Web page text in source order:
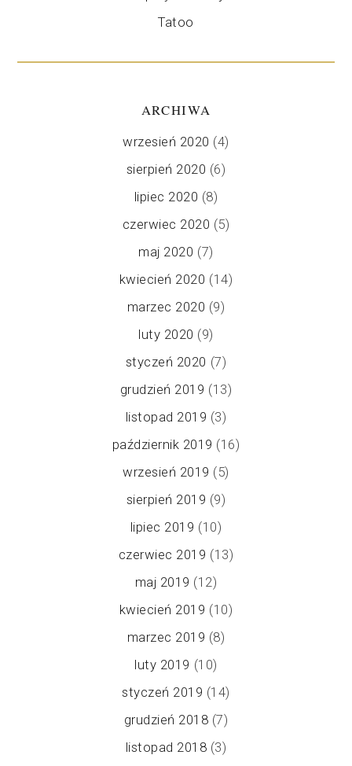
Tatoo
ARCHIWA
wrzesień 2020 (4)
sierpień 2020 (6)
lipiec 2020 (8)
czerwiec 2020 (5)
maj 2020 (7)
kwiecień 2020 (14)
marzec 2020 (9)
luty 2020 (9)
styczeń 2020 (7)
grudzień 2019 (13)
listopad 2019 (3)
październik 2019 (16)
wrzesień 2019 (5)
sierpień 2019 (9)
lipiec 2019 (10)
czerwiec 2019 (13)
maj 2019 (12)
kwiecień 2019 (10)
marzec 2019 (8)
luty 2019 (10)
styczeń 2019 (14)
grudzień 2018 (7)
listopad 2018 (3)